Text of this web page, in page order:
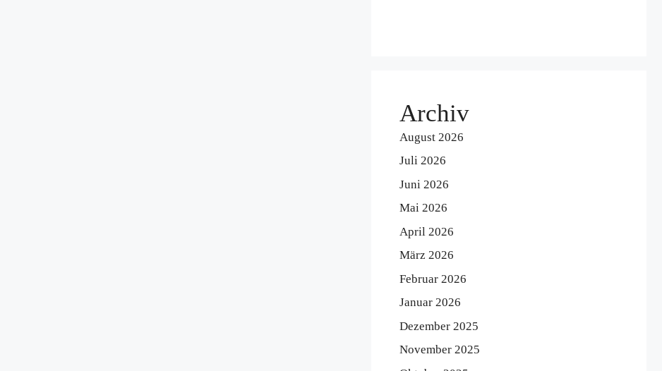
Archiv
August 2026
Juli 2026
Juni 2026
Mai 2026
April 2026
März 2026
Februar 2026
Januar 2026
Dezember 2025
November 2025